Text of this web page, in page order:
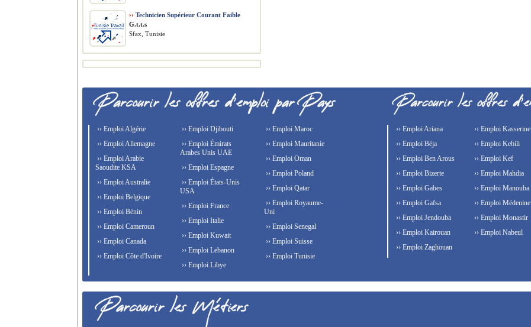
›› Technicien Supérieur Courant Faible
G.t.t.s
Sfax, Tunisie
›› Emploi Algérie
›› Emploi Allemagne
›› Emploi Arabie
Saoudite KSA
›› Emploi Australie
›› Emploi Belgique
›› Emploi Bénin
›› Emploi Cameroun
›› Emploi Canada
›› Emploi Côte d'Ivoire
›› Emploi Djibouti
›› Emploi Émirats
Arabes Unis UAE
›› Emploi Espagne
›› Emploi États-Unis
USA
›› Emploi France
›› Emploi Italie
›› Emploi Kuwait
›› Emploi Lebanon
›› Emploi Libye
›› Emploi Maroc
›› Emploi Mauritanie
›› Emploi Oman
›› Emploi Poland
›› Emploi Qatar
›› Emploi Royaume-
Uni
›› Emploi Senegal
›› Emploi Suisse
›› Emploi Tunisie
›› Emploi Ariana
›› Emploi Béja
›› Emploi Ben Arous
›› Emploi Bizerte
›› Emploi Gabes
›› Emploi Gafsa
›› Emploi Jendouba
›› Emploi Kairouan
›› Emploi Kasserine
›› Emploi Kebili
›› Emploi Kef
›› Emploi Mahdia
›› Emploi Manouba
›› Emploi Médenine
›› Emploi Monastir
›› Emploi Nabeul
›› Emploi Zaghouan